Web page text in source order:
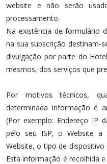
website e não serão
processamento.
Na existência de formulário
na sua subscrição destinam-
divulgação por parte do
mesmos, dos serviços que
Por motivos técnicos,
determinada informação é
(Por exemplo: Endereço IP
pelo seu ISP, o Website
Website, o tipo de
Esta informação é recolhida